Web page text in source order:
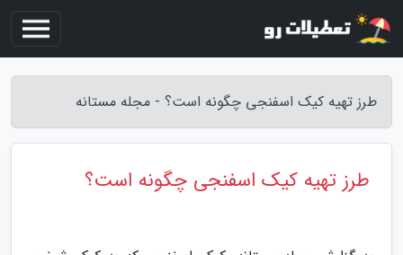
طرز تهیه کیک اسفنجی چگونه است؟ - مجله مستانه
طرز تهیه کیک اسفنجی چگونه است؟